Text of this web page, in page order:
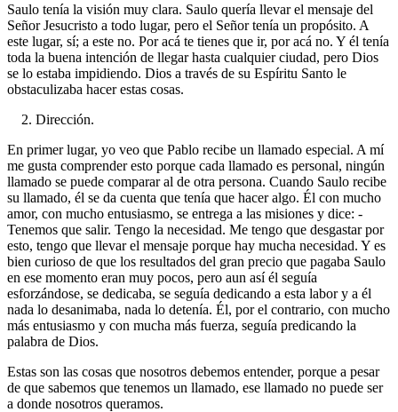
Saulo tenía la visión muy clara. Saulo quería llevar el mensaje del
Señor Jesucristo a todo lugar, pero el Señor tenía un propósito. A
este lugar, sí; a este no. Por acá te tienes que ir, por acá no. Y él tenía
toda la buena intención de llegar hasta cualquier ciudad, pero Dios
se lo estaba impidiendo. Dios a través de su Espíritu Santo le
obstaculizaba hacer estas cosas.
2. Dirección.
En primer lugar, yo veo que Pablo recibe un llamado especial. A mí
me gusta comprender esto porque cada llamado es personal, ningún
llamado se puede comparar al de otra persona. Cuando Saulo recibe
su llamado, él se da cuenta que tenía que hacer algo. Él con mucho
amor, con mucho entusiasmo, se entrega a las misiones y dice: -
Tenemos que salir. Tengo la necesidad. Me tengo que desgastar por
esto, tengo que llevar el mensaje porque hay mucha necesidad. Y es
bien curioso de que los resultados del gran precio que pagaba Saulo
en ese momento eran muy pocos, pero aun así él seguía
esforzándose, se dedicaba, se seguía dedicando a esta labor y a él
nada lo desanimaba, nada lo detenía. Él, por el contrario, con mucho
más entusiasmo y con mucha más fuerza, seguía predicando la
palabra de Dios.
Estas son las cosas que nosotros debemos entender, porque a pesar
de que sabemos que tenemos un llamado, ese llamado no puede ser
a donde nosotros queramos.